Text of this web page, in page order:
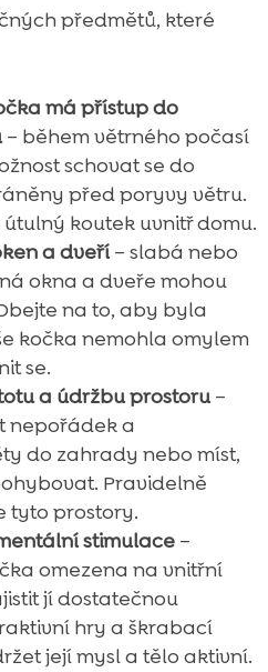
předmětů, které
má přístup do
– během větrného počasí
schovat se do
před poryvy větru.
koutek uvnitř domu.
a dveří– slabá nebo
okna a dveře mohou
na to, aby byla
kočka nemohla omylem
se.
a údržbu prostoru–
nepořádek a
do zahrady nebo míst,
Pravidelně
tyto prostory.
stimulace–
omezena na vnitřní
jí dostatečnou
hry a škrabací
její mysl a tělo aktivní.